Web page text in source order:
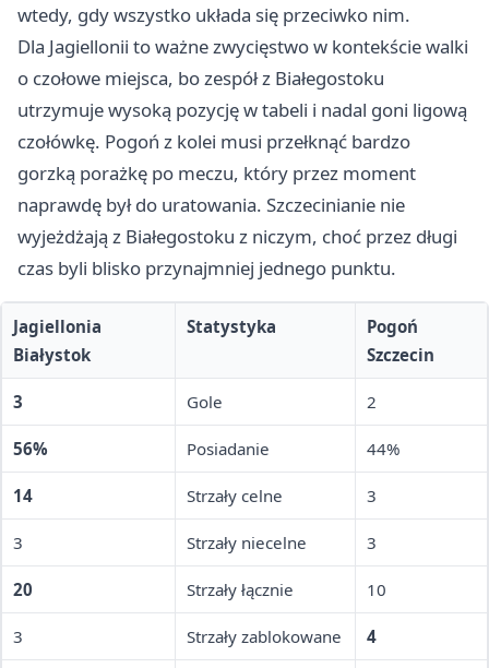
wtedy, gdy wszystko układa się przeciwko nim.
Dla Jagiellonii to ważne zwycięstwo w kontekście walki
o czołowe miejsca, bo zespół z Białegostoku
utrzymuje wysoką pozycję w tabeli i nadal goni ligową
czołówkę. Pogoń z kolei musi przełknąć bardzo
gorzką porażkę po meczu, który przez moment
naprawdę był do uratowania. Szczecinianie nie
wyjeżdżają z Białegostoku z niczym, choć przez długi
czas byli blisko przynajmniej jednego punktu.
Jagiellonia
Białystok
Statystyka
Pogoń
Szczecin
3 Gole 2
56% Posiadanie 44%
14 Strzały celne 3
3 Strzały niecelne 3
20 Strzały łącznie 10
3 Strzały zablokowane 4